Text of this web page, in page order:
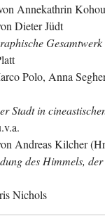
Annekathrin
Dieter Jüdt
Gesamtwerk
Polo, Anna
Stadt in
Andreas Kilcher
des Himmels,
Nichols